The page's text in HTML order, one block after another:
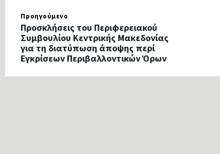
Προηγούμενο
Προσκλήσεις του Περιφερειακού
Συμβουλίου Κεντρικής Μακεδονίας
για τη διατύπωση άποψης περί
Εγκρίσεων Περιβαλλοντικών Όρων